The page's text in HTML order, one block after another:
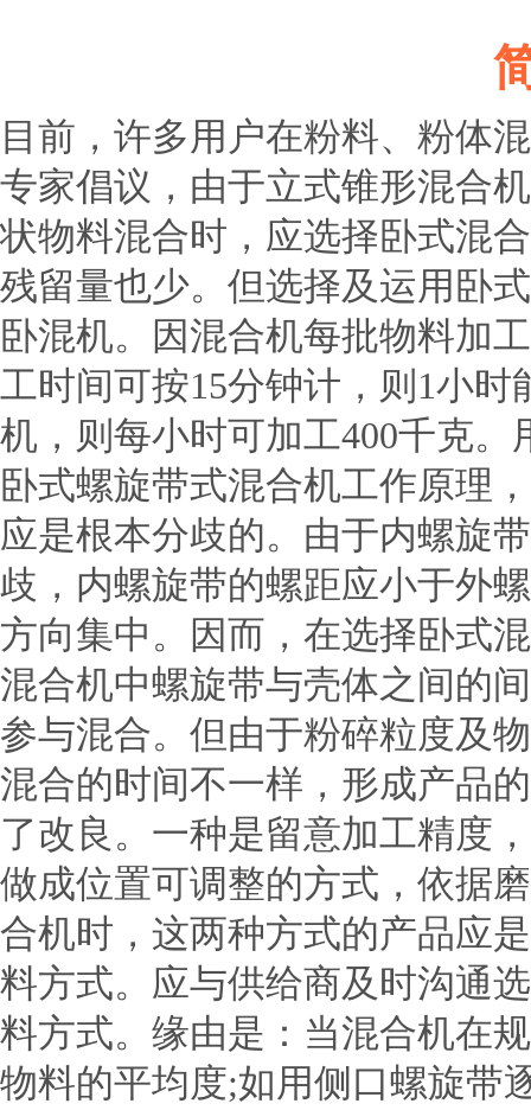
目前，许多用户在粉料、粉体
专家倡议，由于立式锥形混合
状物料混合时，应选择卧式混
残留量也少。但选择及运用
卧混机。因混合机每批物料加
工时间可按15分钟计，则1小
机，则每小时可加工400千克
卧式螺旋带式混合机工作原理
应是根本分歧的。由于内螺旋
歧，内螺旋带的螺距应小于外
方向集中。因而，在选择卧
混合机中螺旋带与壳体之间的
参与混合。但由于粉碎粒度及
混合的时间不一样，形成产品
了改良。一种是留意加工精度
做成位置可调整的方式，依据
合机时，这两种方式的产品
料方式。应与供给商及时沟通
料方式。缘由是：当混合机在
物料的平均度;如用侧口螺旋带